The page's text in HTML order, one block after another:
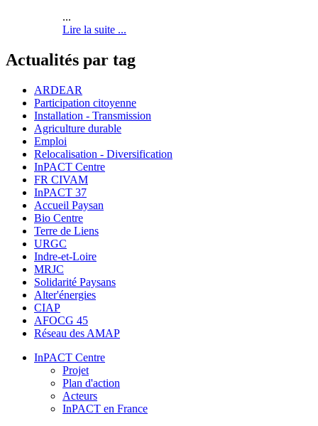
...
Lire la suite ...
Actualités par tag
ARDEAR
Participation citoyenne
Installation - Transmission
Agriculture durable
Emploi
Relocalisation - Diversification
InPACT Centre
FR CIVAM
InPACT 37
Accueil Paysan
Bio Centre
Terre de Liens
URGC
Indre-et-Loire
MRJC
Solidarité Paysans
Alter'énergies
CIAP
AFOCG 45
Réseau des AMAP
InPACT Centre
Projet
Plan d'action
Acteurs
InPACT en France